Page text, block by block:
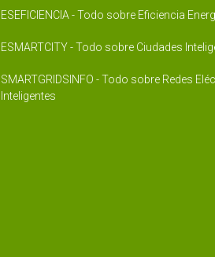
ESEFICIENCIA - Todo sobre Eficiencia
ESMARTCITY - Todo sobre Ciudades
SMARTGRIDSINFO - Todo sobre Redes
Inteligentes